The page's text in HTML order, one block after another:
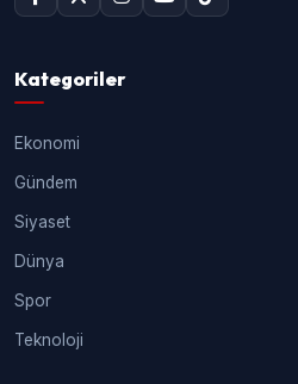
Kategoriler
Ekonomi
Gündem
Siyaset
Dünya
Spor
Teknoloji